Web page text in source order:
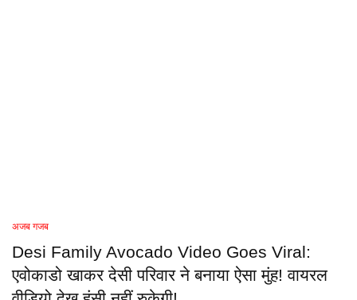
अजब गजब
Desi Family Avocado Video Goes Viral:
एवोकाडो खाकर देसी परिवार ने बनाया ऐसा मुंह! वायरल